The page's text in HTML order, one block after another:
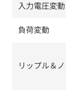
入力電圧変動
負荷変動
リップル＆